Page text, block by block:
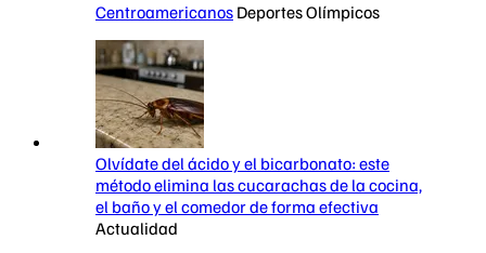
Centroamericanos Deportes Olímpicos
Olvídate del ácido y el bicarbonato: este
método elimina las cucarachas de la cocina,
el baño y el comedor de forma efectiva
Actualidad